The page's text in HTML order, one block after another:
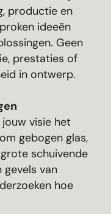
productie en
ideeën
Geen
prestaties of
in ontwerp.
visie het
gebogen glas,
schuivende
gevels van
hoe